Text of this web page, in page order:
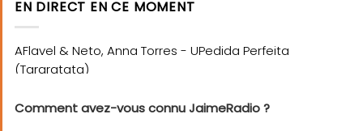
EN DIRECT EN CE MOMENT
Comment avez-vous connu JaimeRadio ?